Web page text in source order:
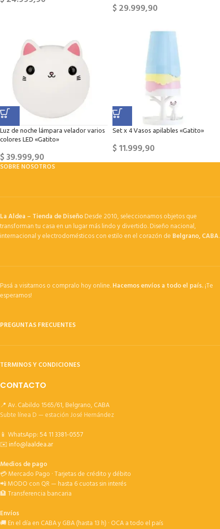
$29.999,90
Luz de noche lámpara velador varios
colores LED «Gatito»
$39.999,90
Set x 4 Vasos apilables «Gatito»
$11.999,90
SOBRE NOSOTROS
La Aldea – Tienda de DiseñoDesde 2010, seleccionamos objetos que
transforman tu casa en un lugar más lindo y divertido. Diseño nacional,
internacional y electrodomésticos con estilo en el corazón de Belgrano, CABA.
Pasá a visitarnos o compralo hoy online.Hacemos envíos a todo el país.¡Te
esperamos!
PREGUNTAS FRECUENTES
TERMINOS Y CONDICIONES
CONTACTO
📍 Av. Cabildo 1565/61, Belgrano, CABA
Subte línea D — estación José Hernández
📱 WhatsApp:54 11 3381-0557
✉️info@laaldea.ar
Medios de pago
💳 Mercado Pago · Tarjetas de crédito y débito
📲 MODO con QR — hasta 6 cuotas sin interés
🏦 Transferencia bancaria
Envíos
🚚 En el día en CABA y GBA (hasta 13 h) · OCA a todo el país